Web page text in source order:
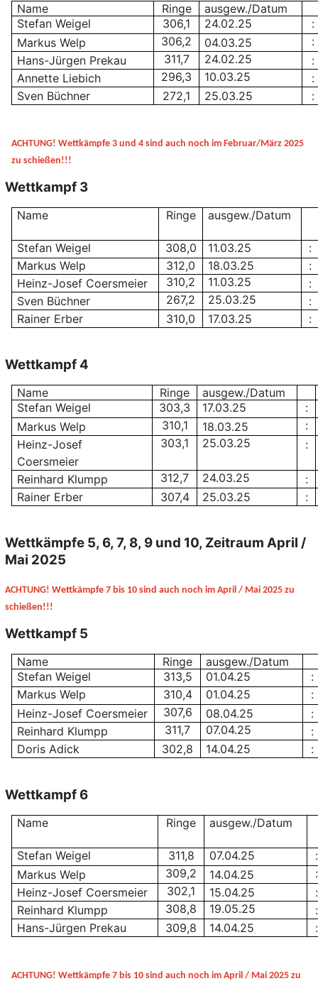
Name Ringe
ausgew./Datum
Stefan Weigel
306,1 24.02.25
:
Markus Welp
306,2 04.03.25
:
Hans-Jürgen Prekau
311,7 24.02.25
:
Annette Liebich
296,3 10.03.25
:
Sven Büchner
272,1 25.03.25 :
ACHTUNG! Wettkämpfe 3 und 4 sind auch noch im Februar/März 2025
zu schießen!!!
Wettkampf 3
Name Ringe ausgew./Datum
Stefan Weigel 308,0 11.03.25
:
Markus Welp
312,0 18.03.25
:
Heinz-Josef Coersmeier
310,2 11.03.25
:
Sven Büchner
267,2 25.03.25
:
Rainer Erber
310,0 17.03.25 :
Wettkampf 4
Name Ringe
ausgew./Datum
Stefan Weigel
303,3 17.03.25
:
Markus Welp
310,1 18.03.25
:
Heinz-Josef
Coersmeier
303,1 25.03.25 :
Reinhard Klumpp 312,7 24.03.25
:
Rainer Erber
307,4 25.03.25 :
Wettkämpfe 5, 6, 7, 8, 9 und 10, Zeitraum April /
Mai 2025
ACHTUNG! Wettkämpfe 7 bis 10 sind auch noch im April / Mai 2025 zu
schießen!!!
Wettkampf 5
Name Ringe
ausgew./Datum
Stefan Weigel
313,5 01.04.25
:
Markus Welp
310,4 01.04.25
:
Heinz-Josef Coersmeier
307,6 08.04.25
:
Reinhard Klumpp
311,7 07.04.25
:
Doris Adick
302,8 14.04.25 :
Wettkampf 6
Name Ringe ausgew./Datum
Stefan Weigel 311,8 07.04.25
:
Markus Welp
309,2 14.04.25
:
Heinz-Josef Coersmeier
302,1 15.04.25
:
Reinhard Klumpp
308,8 19.05.25
:
Hans-Jürgen Prekau
309,8 14.04.25 :
ACHTUNG! Wettkämpfe 7 bis 10 sind auch noch im April / Mai 2025 zu